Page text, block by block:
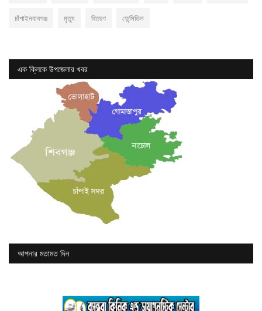
চাঁপাইনবাবগঞ্জ মৃত্যু বিতরণ ফেন্সিডিল
এক ক্লিকে উপজেলার খবর
আপনার মতামত দিন